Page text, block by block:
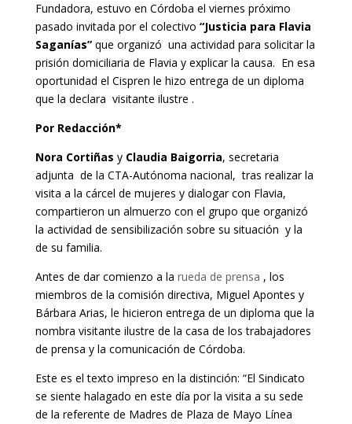
Fundadora, estuvo en Córdoba el viernes próximo
pasado invitada por el colectivo “Justicia para Flavia
Saganías” que organizó una actividad para solicitar la
prisión domiciliaria de Flavia y explicar la causa. En esa
oportunidad el Cispren le hizo entrega de un diploma
que la declara visitante ilustre .
Por Redacción*
Nora Cortiñas y Claudia Baigorria, secretaria
adjunta de la CTA-Autónoma nacional, tras realizar la
visita a la cárcel de mujeres y dialogar con Flavia,
compartieron un almuerzo con el grupo que organizó
la actividad de sensibilización sobre su situación y la
de su familia.
Antes de dar comienzo a la rueda de prensa , los
miembros de la comisión directiva, Miguel Apontes y
Bárbara Arias, le hicieron entrega de un diploma que la
nombra visitante ilustre de la casa de los trabajadores
de prensa y la comunicación de Córdoba.
Este es el texto impreso en la distinción: “El Sindicato
se siente halagado en este día por la visita a su sede
de la referente de Madres de Plaza de Mayo Línea